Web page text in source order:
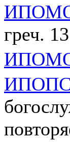
греч.